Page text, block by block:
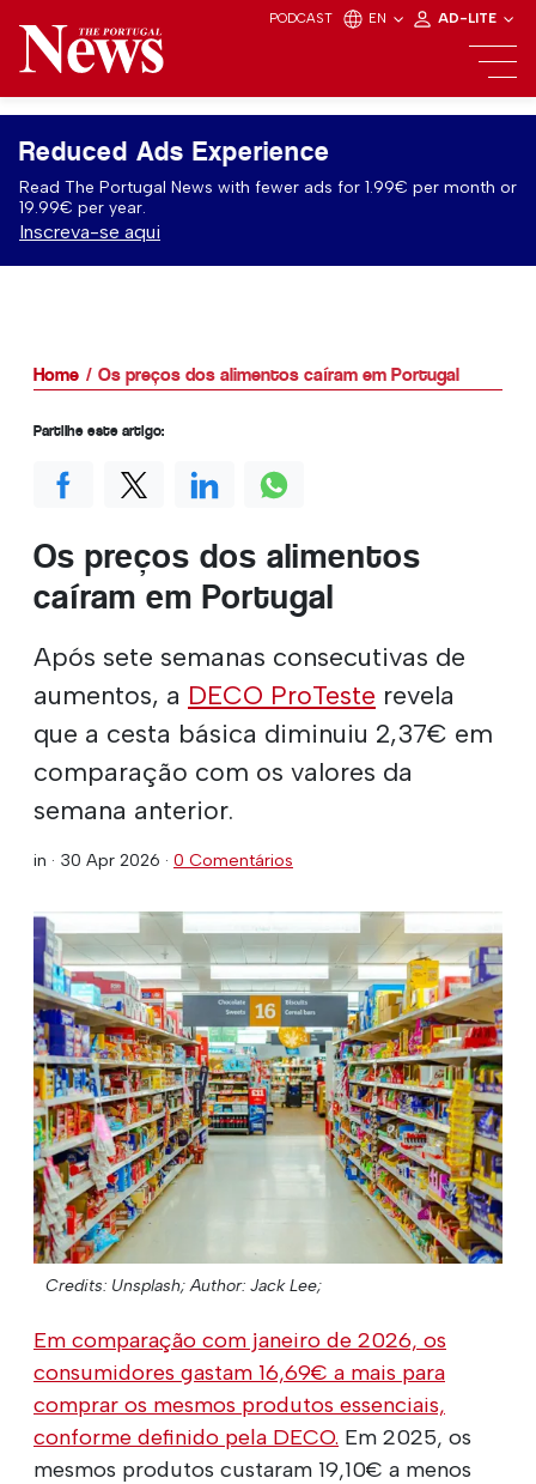
PODCAST EN AD-LITE
Reduced Ads Experience
Read The Portugal News with fewer ads for 1.99€ per month or
19.99€ per year.
Inscreva-se aqui
Home Os preços dos alimentos caíram em Portugal
Os preços dos alimentos
caíram em Portugal
Após sete semanas consecutivas de
aumentos, a DECO ProTeste revela
que a cesta básica diminuiu 2,37€ em
comparação com os valores da
semana anterior.
in · 30 Apr 2026 · 0 Comentários
Credits: Unsplash; Author: Jack Lee;
Em comparação com janeiro de 2026, os
consumidores gastam 16,69€ a mais para
comprar os mesmos produtos essenciais,
conforme definido pela DECO. Em 2025, os
mesmos produtos custaram 19,10€ a menos
Partilhe este artigo: